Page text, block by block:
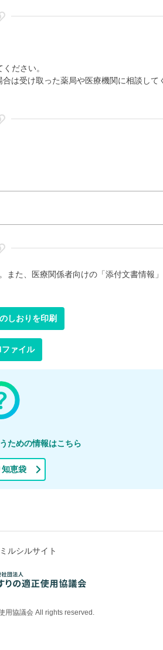
ださい。
は受け取った薬局や医療機関に相談し
た、医療関係者向けの「添付文書情報
しおりを印刷
ァイル
ための情報はこちら
知恵袋
ルシルサイト
用協議会 All rights reserved.